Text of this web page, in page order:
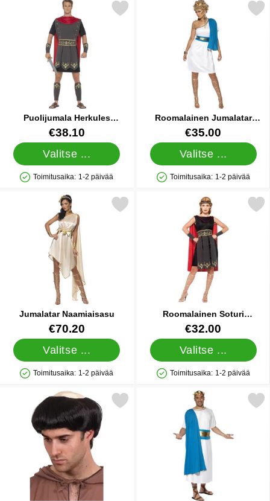
Puolijumala Herkules
Naamiaisasu
Tuote.nro 5178€38.10
Valitse ...
Saatavuus: Varastossa
Toimitusaika: 1-2 päivää
Merkitse puolijumala Herkules Naamiaisasu suosikiksi
Roomalainen Jumalatar
Naamiaisasu
Tuote.nro 5897€35.00
Valitse ...
Saatavuus: Varastossa
Toimitusaika: 1-2 päivää
Merkitse roomalainen
Jumalatar Naamiaisasu
Tuote.nro 6861€70.20
Valitse ...
Saatavuus: Varastossa
Toimitusaika: 1-2 päivää
Merkitse jumalatar Naamiaisasu suosikiksi
Roomalainen Soturi
Naamiaisasu
Tuote.nro 31123
€32.00
Valitse ...
Saatavuus: Varastossa
Toimitusaika: 1-2 päivää
Merkitse roomalainen Soturi
Merkitse munkkiperuukki suosikiksi
Merkitse roomalainen